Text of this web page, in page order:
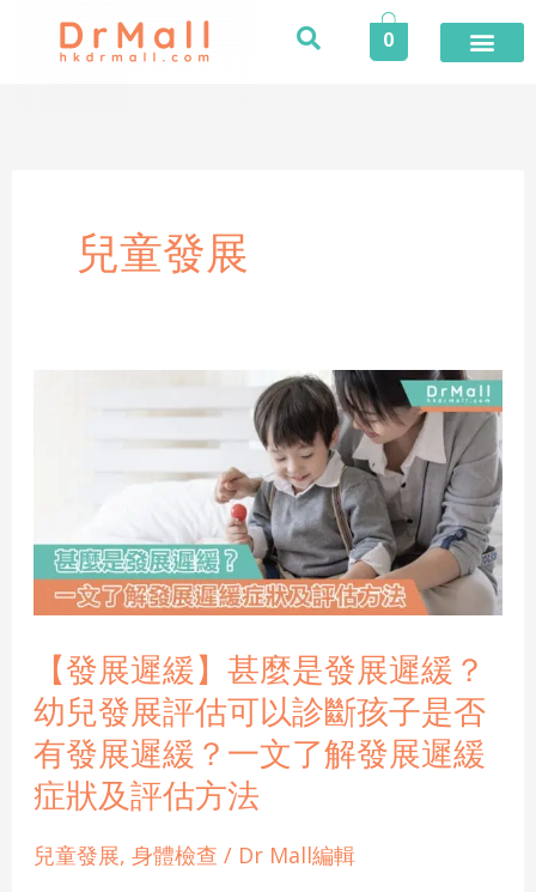
0
兒童發展
【發展遲緩】甚麼是發展遲緩？
幼兒發展評估可以診斷孩子是否
有發展遲緩？一文了解發展遲緩
症狀及評估方法
兒童發展, 身體檢查 / Dr Mall編輯
麼
是
發
緩？
幼
兒
展